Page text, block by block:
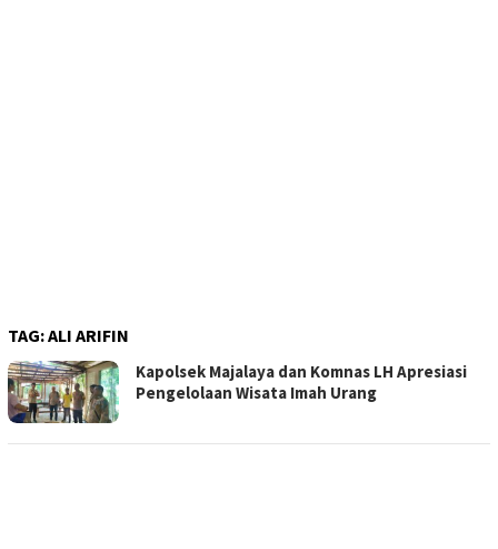
TAG:ALI ARIFIN
Kapolsek Majalaya dan Komnas LH Apresiasi
Pengelolaan Wisata Imah Urang